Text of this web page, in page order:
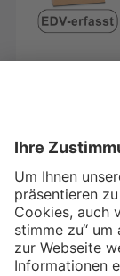
Bürostempel